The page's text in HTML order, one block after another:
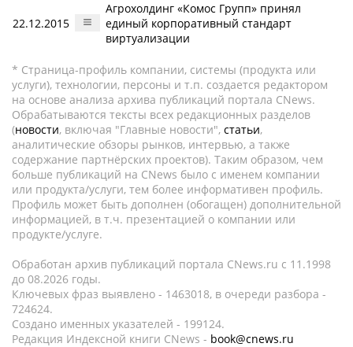
22.12.2015
Агрохолдинг «Комос Групп» принял
единый корпоративный стандарт
виртуализации
* Страница-профиль компании, системы (продукта или
услуги), технологии, персоны и т.п. создается редактором
на основе анализа архива публикаций портала CNews.
Обрабатываются тексты всех редакционных разделов
(новости, включая "Главные новости", статьи,
аналитические обзоры рынков, интервью, а также
содержание партнёрских проектов). Таким образом, чем
больше публикаций на CNews было с именем компании
или продукта/услуги, тем более информативен профиль.
Профиль может быть дополнен (обогащен) дополнительной
информацией, в т.ч. презентацией о компании или
продукте/услуге.
Обработан архив публикаций портала CNews.ru c 11.1998
до 08.2026 годы.
Ключевых фраз выявлено - 1463018, в очереди разбора -
724624.
Создано именных указателей - 199124.
Редакция Индексной книги CNews - book@cnews.ru